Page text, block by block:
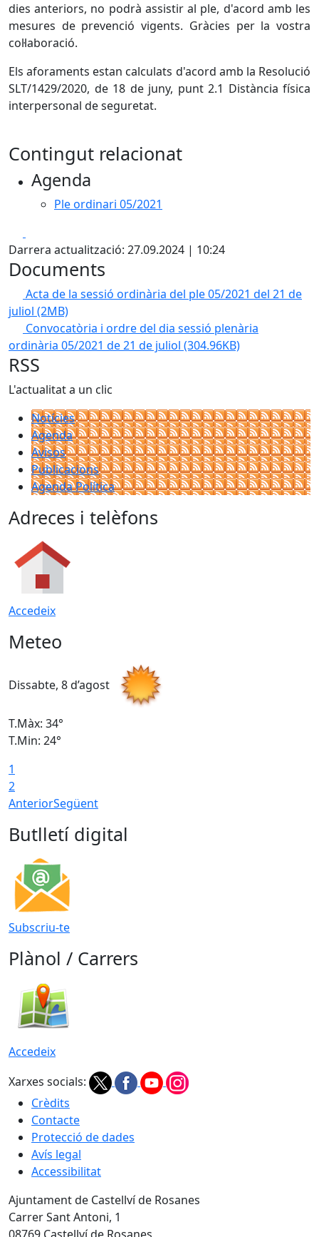
dies anteriors, no podrà assistir al ple, d'acord amb les
mesures de prevenció vigents. Gràcies per la vostra
col·laboració.
Els aforaments estan calculats d'acord amb la Resolució
SLT/1429/2020, de 18 de juny, punt 2.1 Distància física
interpersonal de seguretat.
Contingut relacionat
Agenda
Ple ordinari 05/2021
Darrera actualització: 27.09.2024 | 10:24
Documents
Acta de la sessió ordinària del ple 05/2021 del 21 de
juliol (2MB)
Convocatòria i ordre del dia sessió plenària
ordinària 05/2021 de 21 de juliol (304.96KB)
RSS
L'actualitat a un clic
Notícies
Agenda
Avisos
Publicacions
Agenda Política
Adreces i telèfons
Accedeix
Meteo
Dissabte, 8 d’agost
T.Màx: 34°
T.Min: 24°
1
2
AnteriorSegüent
Butlletí digital
Subscriu-te
Plànol / Carrers
Accedeix
Xarxes socials:
Crèdits
Contacte
Protecció de dades
Avís legal
Accessibilitat
Ajuntament de Castellví de Rosanes
Carrer Sant Antoni, 1